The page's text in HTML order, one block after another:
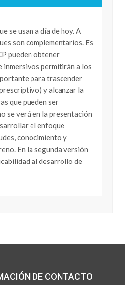
se usan a día de hoy. A
son complementarios. Es
pueden obtener
inmersivos permitirán a los
para trascender
y alcanzar la
que pueden ser
se verá en la presentación
el enfoque
conocimiento y
En la segunda versión
al desarrollo de
DE CONTACTO